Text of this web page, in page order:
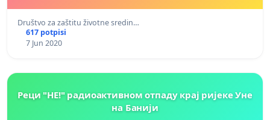
Društvo za zaštitu životne sredin…
617 potpisi
7 Jun 2020
Реци "НЕ!" радиоактивном отпаду крај ријеке Уне
на Банији